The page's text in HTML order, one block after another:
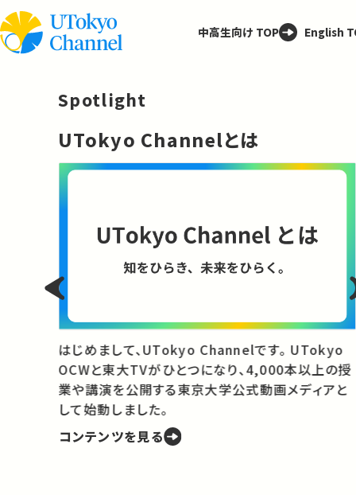
中高生向け TOP English
Spotlight
UTokyo Channelとは
はじめまして、UTokyo Channelです。 UTokyo
OCWと東大TVがひとつになり、4,000本以上の授
業や講演を公開する東京大学公式動画メディアと
して始動しました。
コンテンツを見る